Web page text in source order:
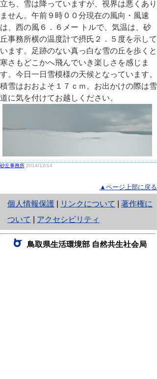
立ち、雪は降っていますが、視界は悪くあり
ません。午前９時００分現在の風向・風速
は、西の風６．６メー トルで、気温は、砂
丘事務所横の温度計で摂氏２．５度を示して
います。足跡のない真っ白な雪の丘を歩くと
寒さもどこかへ飛んでいき楽しさを感じま
す。今日一日雪模様の天候となっています。
積雪はおおよそ１７ｃｍ。お出かけの際は雪
道に気を付けてお越しください。
砂丘事務所 2014/12/14
▲ページ上部に戻る
個人情報保護
と
り
ネ
ッ
リンクについて
著作権に
ついて
アクセシビリティ
鳥取県生活環境部 自然共生社会局